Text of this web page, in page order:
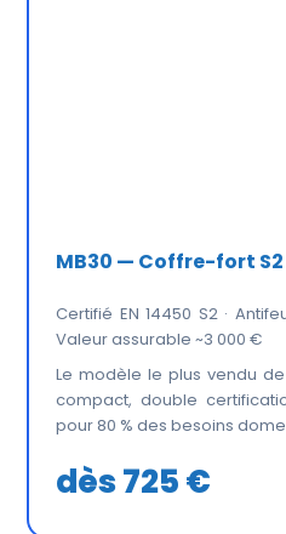
MB30 — Coffre-fort
Certifié EN 14450 S2 ·
Valeur assurable ~3 000 €
Le modèle le plus vendu
compact, double
pour 80 % des besoins
dès 725 €